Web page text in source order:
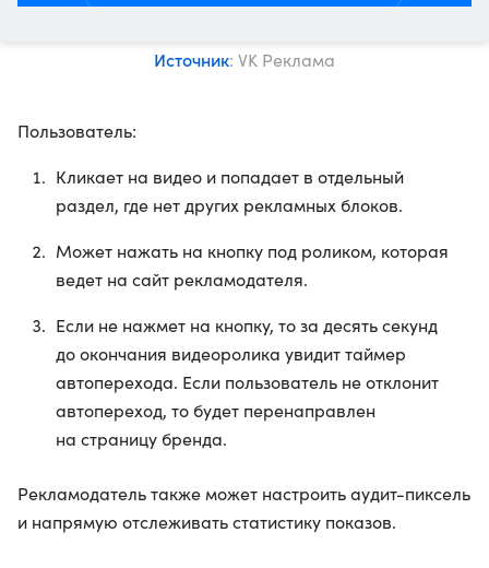
Источник: VK Реклама
Пользователь:
Кликает на видео и попадает в отдельный
раздел, где нет других рекламных блоков.
Может нажать на кнопку под роликом, которая
ведет на сайт рекламодателя.
Если не нажмет на кнопку, то за десять секунд
до окончания видеоролика увидит таймер
автоперехода. Если пользователь не отклонит
автопереход, то будет перенаправлен
на страницу бренда.
Рекламодатель также может настроить аудит-пиксель
и напрямую отслеживать статистику показов.